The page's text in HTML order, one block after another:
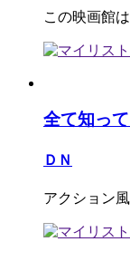
この映画館
全て知っ
ＤＮ
アクション